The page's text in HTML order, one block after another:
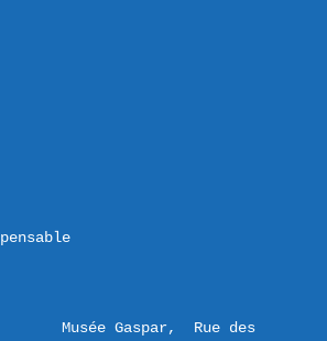
Musée Gaspar,  Rue des